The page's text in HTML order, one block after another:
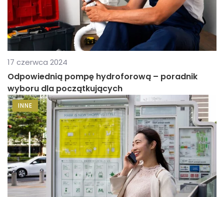
17 czerwca 2024
Odpowiednią pompę hydroforową – poradnik
wyboru dla początkujących
INNE